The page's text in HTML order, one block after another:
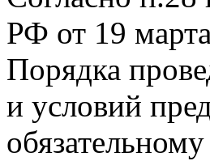
РФ от 19
Порядка
и условий